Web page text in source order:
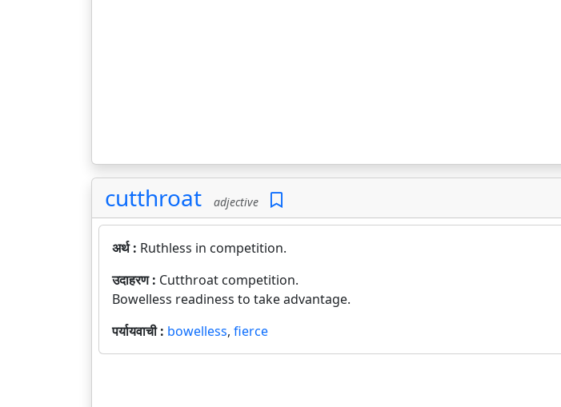
cutthroat adjective
अर्थ : Ruthless in competition.
उदाहरण : Cutthroat competition.
Bowelless readiness to take advantage.
पर्यायवाची : bowelless, fierce